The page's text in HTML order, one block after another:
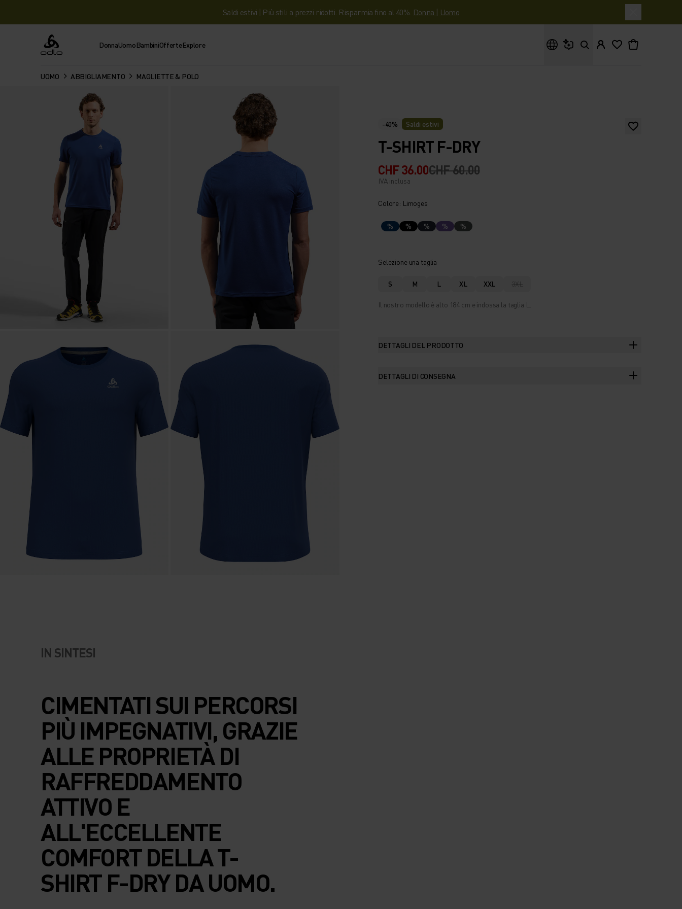
Saldi estivi | Più stili a prezzi ridotti. Risparmia fino al 40%. Donna | Uomo
Odlo DonnaUomoBambiniOfferteExplore
UOMO ABBIGLIAMENTO MAGLIETTE & POLO
-40% Saldi estivi
T-SHIRT F-DRY
CHF 36.00CHF 60.00
IVA inclusa
Colore: Limoges
% % % % %
Selezione una taglia
S M L XL XXL 3XL
Il nostro modello è alto 184 cm e indossa la taglia L.
DETTAGLI DEL PRODOTTO
DETTAGLI DI CONSEGNA
IN SINTESI
CIMENTATI SUI PERCORSI
PIÙ IMPEGNATIVI, GRAZIE
ALLE PROPRIETÀ DI
RAFFREDDAMENTO
ATTIVO E
ALL'ECCELLENTE
COMFORT DELLA T-
SHIRT F-DRY DA UOMO.